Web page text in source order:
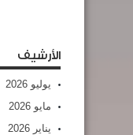
الأرشيف
يوليو 2026
مايو 2026
يناير 2026